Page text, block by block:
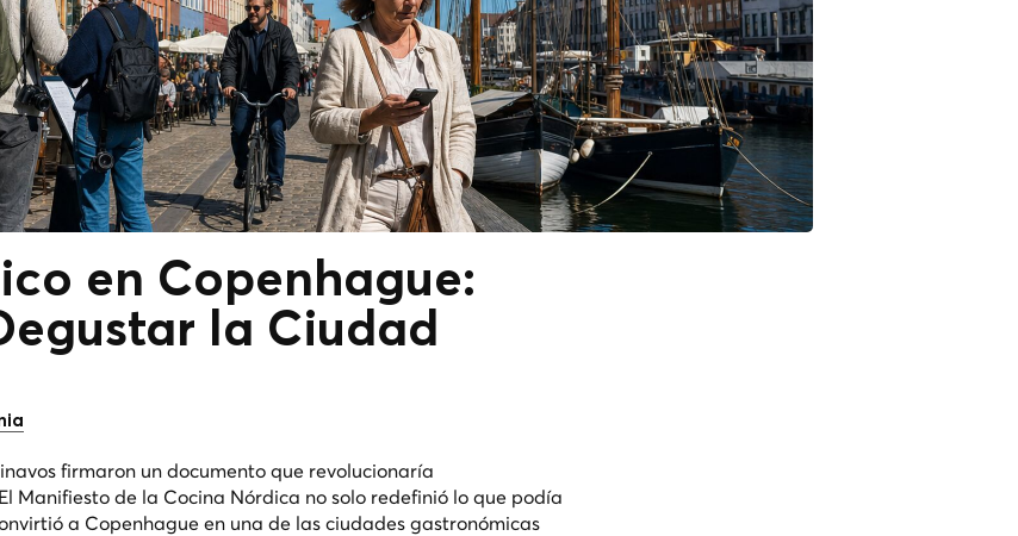
en Copenhague:
la Ciudad
firmaron un documento que revolucionaría
Manifiesto de la Cocina Nórdica no solo redefinió lo que podía
a Copenhague en una de las ciudades gastronómicas